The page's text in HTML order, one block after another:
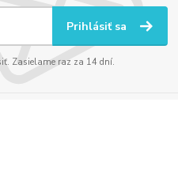
Prihlásiť sa
Zasielame raz za 14 dní.